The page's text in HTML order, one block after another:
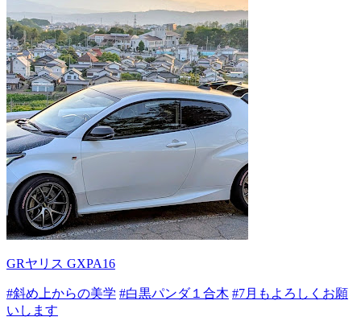
GRヤリス GXPA16
#斜め上からの美学 #白黒パンダ１合木 #7月もよろしくお願
いします